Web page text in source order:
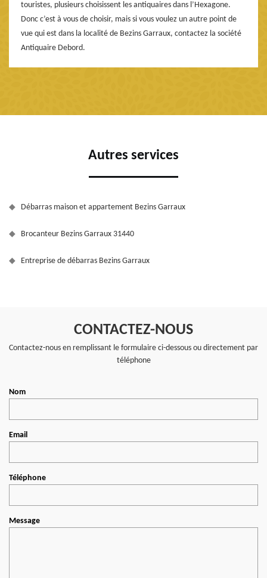
touristes, plusieurs choisissent les antiquaires dans l’Hexagone.
Donc c’est à vous de choisir, mais si vous voulez un autre point de
vue qui est dans la localité de Bezins Garraux, contactez la société
Antiquaire Debord.
Autres services
Débarras maison et appartement Bezins Garraux
Brocanteur Bezins Garraux 31440
Entreprise de débarras Bezins Garraux
CONTACTEZ-NOUS
Contactez-nous en remplissant le formulaire ci-dessous ou directement par
téléphone
Nom
Email
Téléphone
Message